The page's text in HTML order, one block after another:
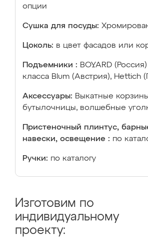
опции
Сушка для посуды:
Цоколь: в цвет фасадов или
Подъемники : BOYARD
класса Blum (Австрия), Hettich
Аксессуары: Выкатные
бутылочницы, волшебные
Пристеночный плинтус,
навески, освещение : по
Ручки: по каталогу
Изготовим по
индивидуальному
проекту: